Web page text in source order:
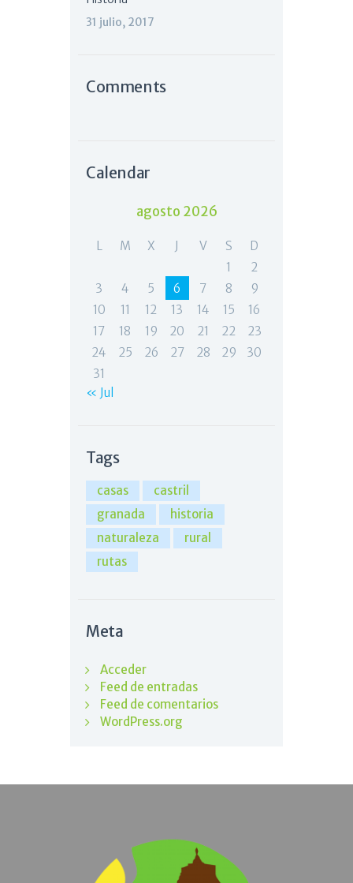
31 julio, 2017
Comments
Calendar
agosto 2026
L M X J V S
D
1
2
3
4 5 6 7 8
9
10
11 12 13 14 15
16
17
18 19 20 21 22
23
24
25 26 27 28 29
30
31
« Jul
Tags
casas
castril
granada
historia
naturaleza
rural
rutas
Meta
Acceder
Feed de entradas
Feed de comentarios
WordPress.org